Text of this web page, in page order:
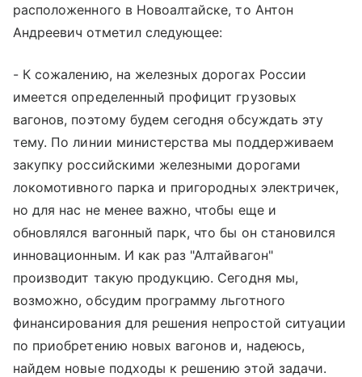
расположенного в Новоалтайске, то Антон
Андреевич отметил следующее:
- К сожалению, на железных дорогах России
имеется определенный профицит грузовых
вагонов, поэтому будем сегодня обсуждать эту
тему. По линии министерства мы поддерживаем
закупку российскими железными дорогами
локомотивного парка и пригородных электричек,
но для нас не менее важно, чтобы еще и
обновлялся вагонный парк, что бы он становился
инновационным. И как раз "Алтайвагон"
производит такую продукцию. Сегодня мы,
возможно, обсудим программу льготного
финансирования для решения непростой ситуации
по приобретению новых вагонов и, надеюсь,
найдем новые подходы к решению этой задачи.